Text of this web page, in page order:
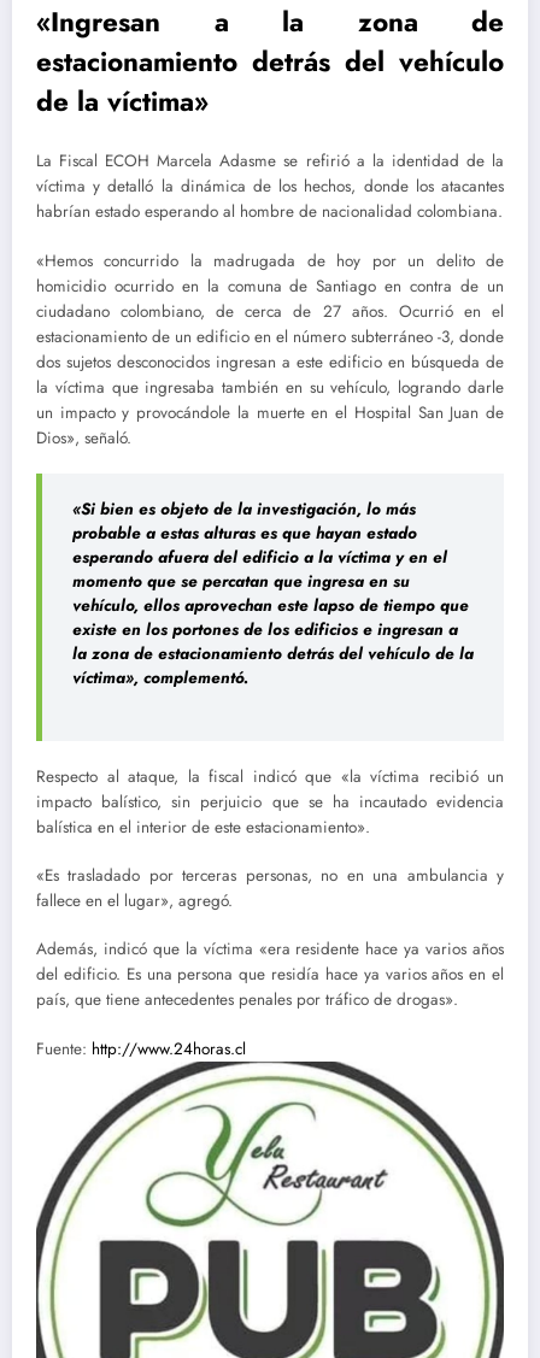
«Ingresan a la zona de
estacionamiento detrás del vehículo
de la víctima»
La Fiscal ECOH Marcela Adasme se refirió a la identidad de la
víctima y detalló la dinámica de los hechos, donde los atacantes
habrían estado esperando al hombre de nacionalidad colombiana.
«Hemos concurrido la madrugada de hoy por un delito de
homicidio ocurrido en la comuna de Santiago en contra de un
ciudadano colombiano, de cerca de 27 años. Ocurrió en el
estacionamiento de un edificio en el número subterráneo -3, donde
dos sujetos desconocidos ingresan a este edificio en búsqueda de
la víctima que ingresaba también en su vehículo, logrando darle
un impacto y provocándole la muerte en el Hospital San Juan de
Dios», señaló.
«Si bien es objeto de la investigación, lo más
probable a estas alturas es que hayan estado
esperando afuera del edificio a la víctima y en el
momento que se percatan que ingresa en su
vehículo, ellos aprovechan este lapso de tiempo que
existe en los portones de los edificios e ingresan a
la zona de estacionamiento detrás del vehículo de la
víctima», complementó.
Respecto al ataque, la fiscal indicó que «la víctima recibió un
impacto balístico, sin perjuicio que se ha incautado evidencia
balística en el interior de este estacionamiento».
«Es trasladado por terceras personas, no en una ambulancia y
fallece en el lugar», agregó.
Además, indicó que la víctima «era residente hace ya varios años
del edificio. Es una persona que residía hace ya varios años en el
país, que tiene antecedentes penales por tráfico de drogas».
Fuente: http://www.24horas.cl